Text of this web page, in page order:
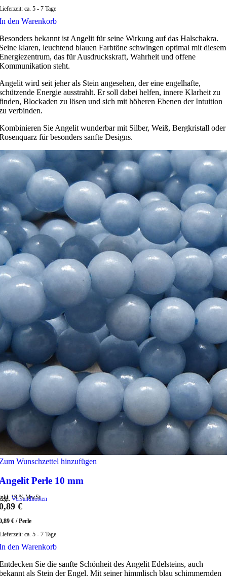
ca. 5 - 7 Tage
den Warenkorb
bekannt ist Angelit für seine Wirkung auf das Halschakra.
klaren, leuchtend blauen Farbtöne schwingen optimal mit diesem
das für Ausdruckskraft, Wahrheit und offene
steht.
wird seit jeher als Stein angesehen, der eine engelhafte,
Energie ausstrahlt. Er soll dabei helfen, innere Klarheit zu
Blockaden zu lösen und sich mit höheren Ebenen der Intuition
verbinden.
Sie Angelit wunderbar mit Silber, Weiß, Bergkristall oder
für besonders sanfte Designs.
Wunschzettel hinzufügen
Perle 10 mm
19 % MwSt.
Versandkosten
€
€ /Perle
ca. 5 - 7 Tage
den Warenkorb
Sie die sanfte Schönheit des Angelit Edelsteins, auch
als Stein der Engel. Mit seiner himmlisch blau schimmernden